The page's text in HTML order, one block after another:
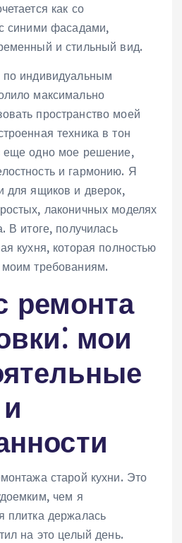
как со
синими фасадами,
и стильный вид.
индивидуальным
максимально
пространство моей
техника в тон
еще одно мое решение,
и гармонию. Я
для ящиков и дверок,
лаконичных моделях
В итоге, получилась
кухня, которая полностью
моим требованиям.
ремонта
мои
старой кухни. Это
чем я
плитка держалась
на это целый день.